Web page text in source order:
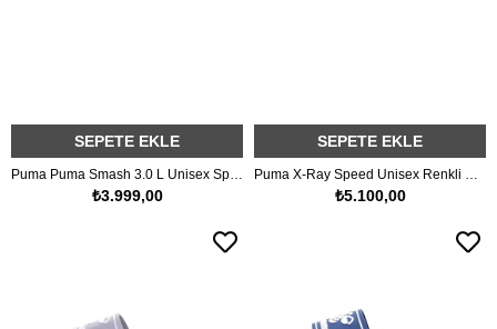
SEPETE EKLE
Puma Puma Smash 3.0 L Unisex Spor Ayakkabı
₺3.999,00
SEPETE EKLE
Puma X-Ray Speed Unisex Renkli Spor Ayakkabı
₺5.100,00